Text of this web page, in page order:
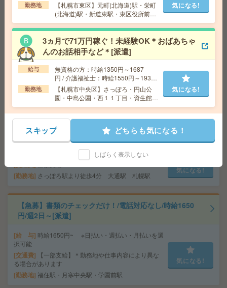
【未経験OK！電話なし】4ケタの数字データ入力#1日3h
～OK#週2～[派遣]
給 与
時給1700円～時給1800円 ◆昇給あり ◆日
払い(速払い：給料日前に70％まで受取可能/規定有)＋
月払い
交通費 交通費全額支給
勤務地 「さっぽろ駅」徒歩1分、「札幌駅」徒歩4
分、「大通駅」徒歩7分
気になる!
【50名募集＊未経験OK・50代60代歓迎】電話なし・カタ
ログギフトのデータ入力[派遣]
時給1700円～ ＊日払い・週払いOK
勤務地 さっぽろ駅より徒歩4分 大通駅 札幌駅
気になる!
【急募】書類のチェックだけ！/電話対応なし/時給1650
円/週2日～[派遣]
給 与 時給1650円~ ※日払い・週払い・月払いを選
択可能
交通費
【一部支給】＊勤務地や仕事内容により異な
る場合があります
勤務地 福住駅・月寒中央駅・学園前駅
気になる!
上
勤務地
【札幌市東区】元町(北海道)駅・栄町
(北海道)駅・新道東駅・東区役所前
駅・環状通東駅など勤務地多数！
気になる!
3ヵ月で71万円稼ぐ！未経験OK＊おばあちゃ
んのお話相手など＊[派遣]
給与
無資格の方：時給1350円～1687
円 / 介護福祉士：時給1550円～1937
円 / 初任者以上：時給1450円～1812
円
勤務地
【札幌市中央区】さっぽろ・円山公
園・中島公園・西１１丁目・資生館小
学校前など勤務地多数！
気になる!
スキップ どちらも気になる！
しばらく表示しない